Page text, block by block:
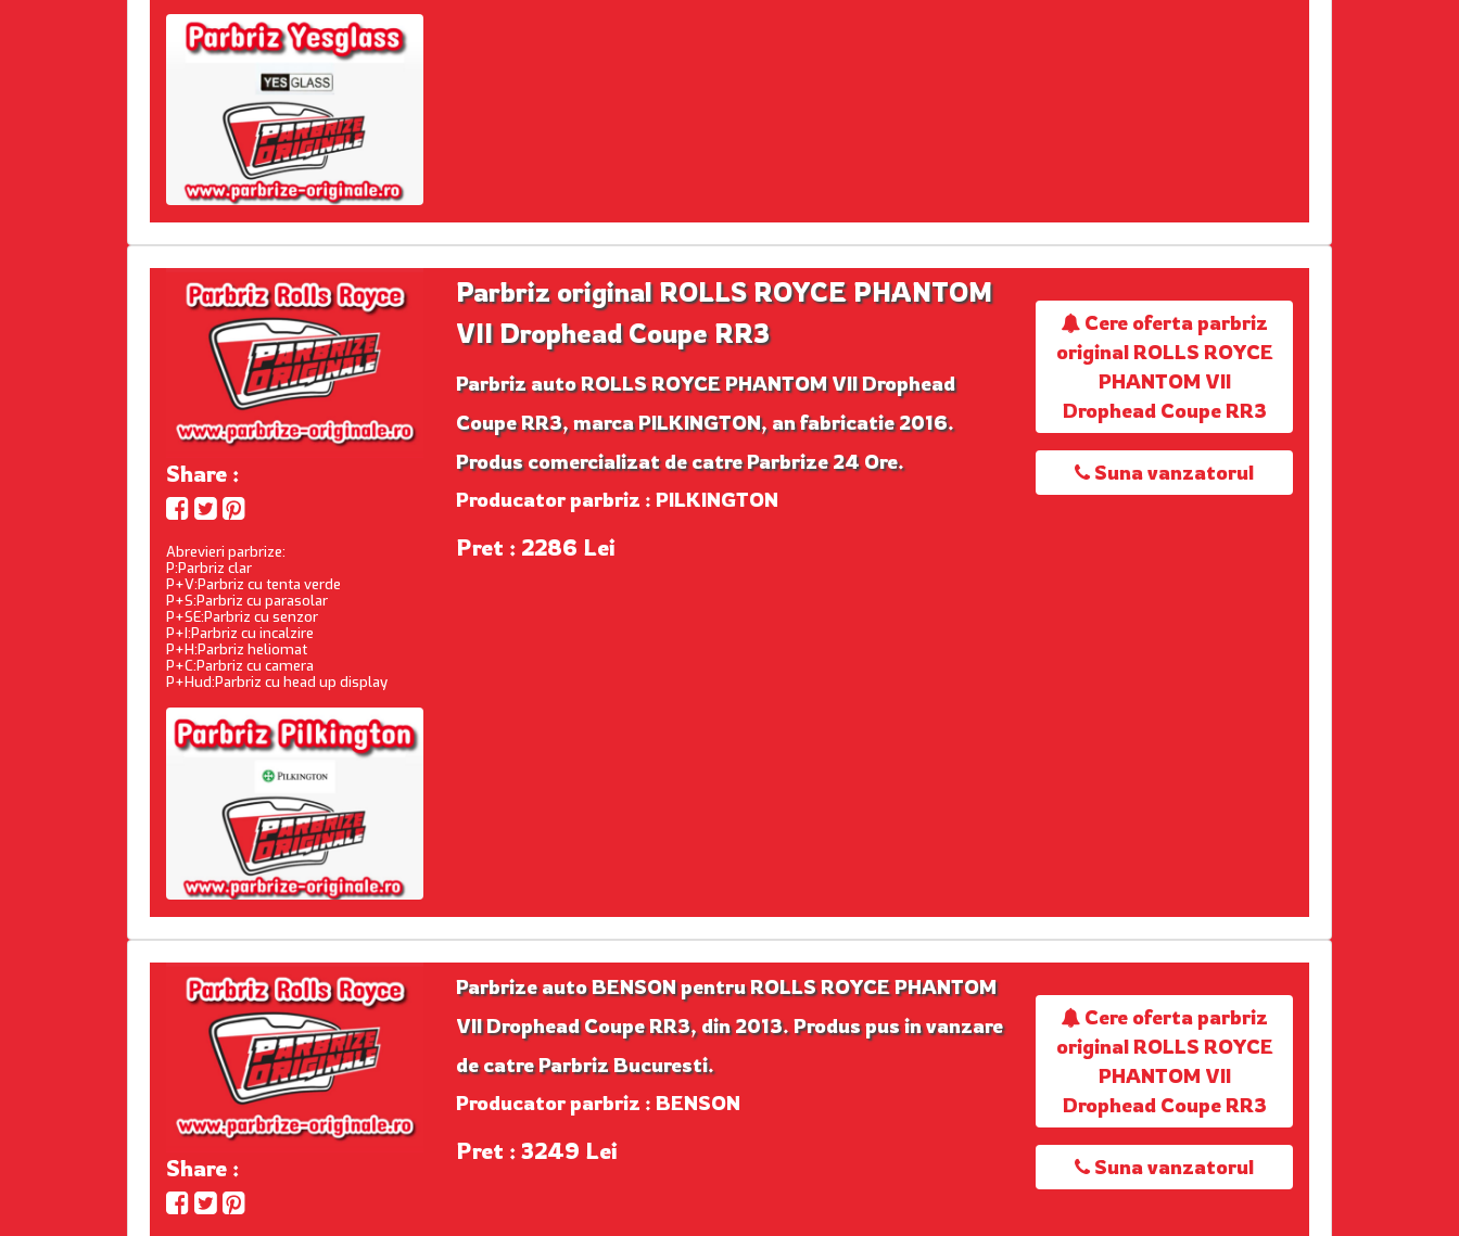
Share :
Abrevieri parbrize:
P:Parbriz clar
P+V:Parbriz cu tenta verde
P+S:Parbriz cu parasolar
P+SE:Parbriz cu senzor
P+I:Parbriz cu incalzire
P+H:Parbriz heliomat
P+C:Parbriz cu camera
P+Hud:Parbriz cu head up display
Parbriz original ROLLS ROYCE PHANTOM
VII Drophead Coupe RR3
Parbriz auto ROLLS ROYCE PHANTOM VII Drophead
Coupe RR3, marca PILKINGTON, an fabricatie 2016.
Produs comercializat de catre Parbrize 24 Ore.
Producator parbriz : PILKINGTON
Pret : 2286 Lei
Cere oferta parbriz
original ROLLS ROYCE
PHANTOM VII
Drophead Coupe RR3
Suna vanzatorul
Share :
Parbrize auto BENSON pentru ROLLS ROYCE PHANTOM
VII Drophead Coupe RR3, din 2013. Produs pus in vanzare
de catre Parbriz Bucuresti.
Producator parbriz : BENSON
Pret : 3249 Lei
Cere oferta parbriz
original ROLLS ROYCE
PHANTOM VII
Drophead Coupe RR3
Suna vanzatorul